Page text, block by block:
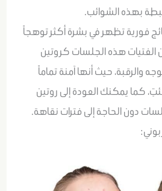
بهذه الشوائب.
فورية تظهر في بشرة أكثر توهجاً
الفتيات هذه الجلسات كروتين
والرقبة، حيث أنها آمنة تماماً
كما يمكنك العودة إلى روتين
دون الحاجة إلى فترات نقاهة.